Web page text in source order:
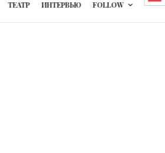
ТЕАТР ИНТЕРВЬЮ FOLLOW